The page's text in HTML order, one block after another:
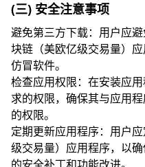
(三) 安全注意事项
避免第三方下载：用户应
块链（美欧亿级交易量）
仿冒软件。
检查应用权限：在安装应
求的权限，确保其与应用
的权限。
定期更新应用程序：用户
级交易量）应用程序，以